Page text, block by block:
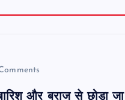
और बराज से छोड़ा जा